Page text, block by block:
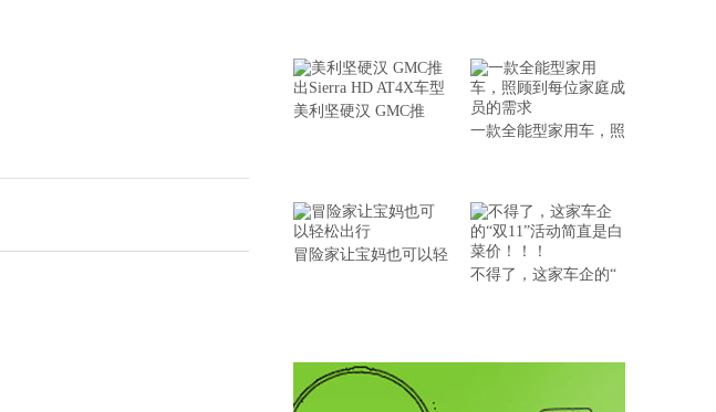
美利坚硬汉 GMC推
一款全能型家用车，照
冒险家让宝妈也可以轻
不得了，这家车企的“